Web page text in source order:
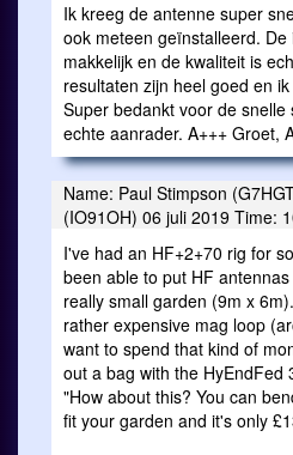
Ik kreeg de antenne super
ook meteen geïnstalleerd.
makkelijk en de kwaliteit is
resultaten zijn heel goed en
Super bedankt voor de snelle
echte aanrader. A+++ Groet,
Name: Paul Stimpson
(IO91OH) 06 juli 2019 Time:
I've had an HF+2+70 rig for
been able to put HF
really small garden (9m x
rather expensive mag loop
want to spend that kind of
out a bag with the HyEndFed
"How about this? You can
fit your garden and it's only